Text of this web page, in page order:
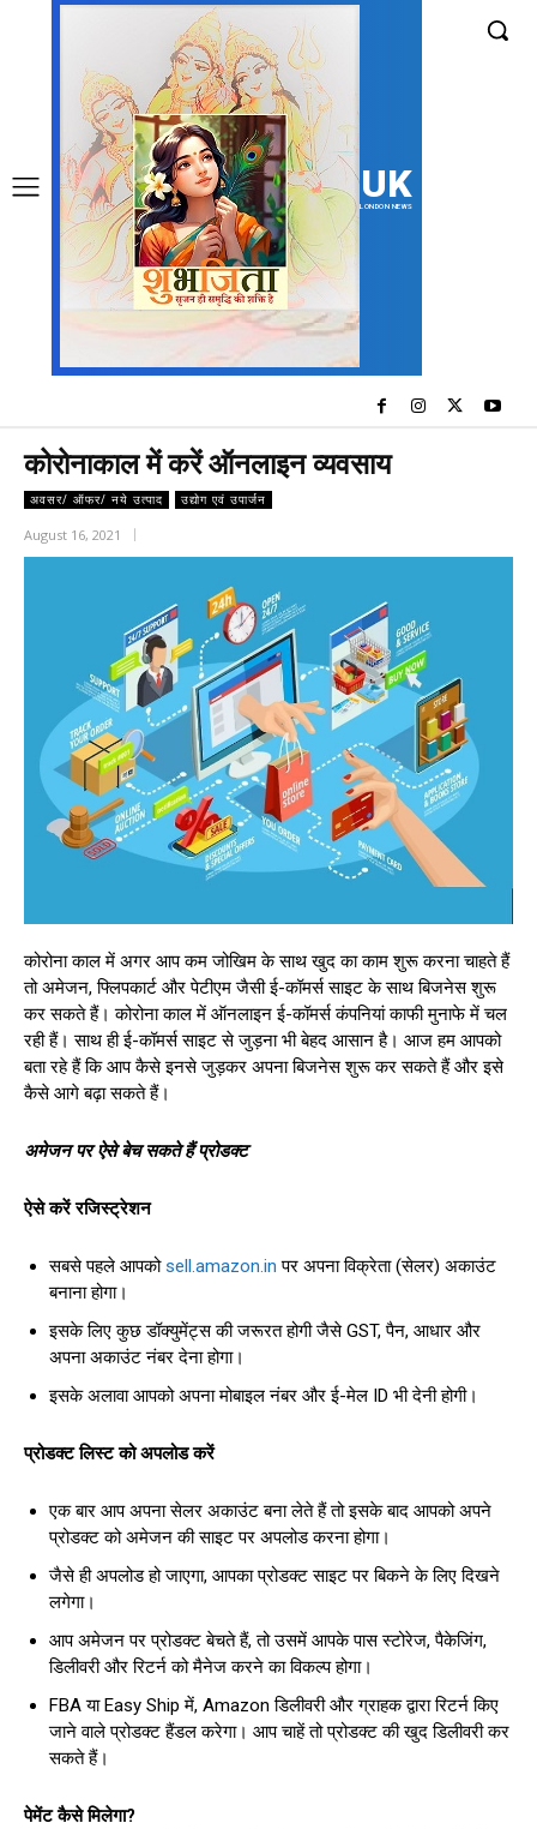
UK
LONDON NEWS
कोरोनाकाल में करें ऑनलाइन व्यवसाय
अवसर/ ऑफर/ नये उत्पाद उद्योग एवं उपार्जन
August 16, 2021
कोरोना काल में अगर आप कम जोखिम के साथ खुद का काम शुरू करना चाहते हैं
तो अमेजन, फ्लिपकार्ट और पेटीएम जैसी ई-कॉमर्स साइट के साथ बिजनेस शुरू
कर सकते हैं। कोरोना काल में ऑनलाइन ई-कॉमर्स कंपनियां काफी मुनाफे में चल
रही हैं। साथ ही ई-कॉमर्स साइट से जुड़ना भी बेहद आसान है। आज हम आपको
बता रहे हैं कि आप कैसे इनसे जुड़कर अपना बिजनेस शुरू कर सकते हैं और इसे
कैसे आगे बढ़ा सकते हैं।
अमेजन पर ऐसे बेच सकते हैं प्रोडक्ट
ऐसे करें रजिस्ट्रेशन
सबसे पहले आपकोsell.amazon.in पर अपना विक्रेता (सेलर) अकाउंट
बनाना होगा।
इसके लिए कुछ डॉक्युमेंट्स की जरूरत होगी जैसे GST, पैन, आधार और
अपना अकाउंट नंबर देना होगा।
इसके अलावा आपको अपना मोबाइल नंबर और ई-मेल ID भी देनी होगी।
प्रोडक्ट लिस्ट को अपलोड करें
एक बार आप अपना सेलर अकाउंट बना लेते हैं तो इसके बाद आपको अपने
प्रोडक्ट को अमेजन की साइट पर अपलोड करना होगा।
जैसे ही अपलोड हो जाएगा, आपका प्रोडक्ट साइट पर बिकने के लिए दिखने
लगेगा।
आप अमेजन पर प्रोडक्ट बेचते हैं, तो उसमें आपके पास स्टोरेज, पैकेजिंग,
डिलीवरी और रिटर्न को मैनेज करने का विकल्प होगा।
FBA या Easy Ship में, Amazon डिलीवरी और ग्राहक द्वारा रिटर्न किए
जाने वाले प्रोडक्ट हैंडल करेगा। आप चाहें तो प्रोडक्ट की खुद डिलीवरी कर
सकते हैं।
पेमेंट कैसे मिलेगा?